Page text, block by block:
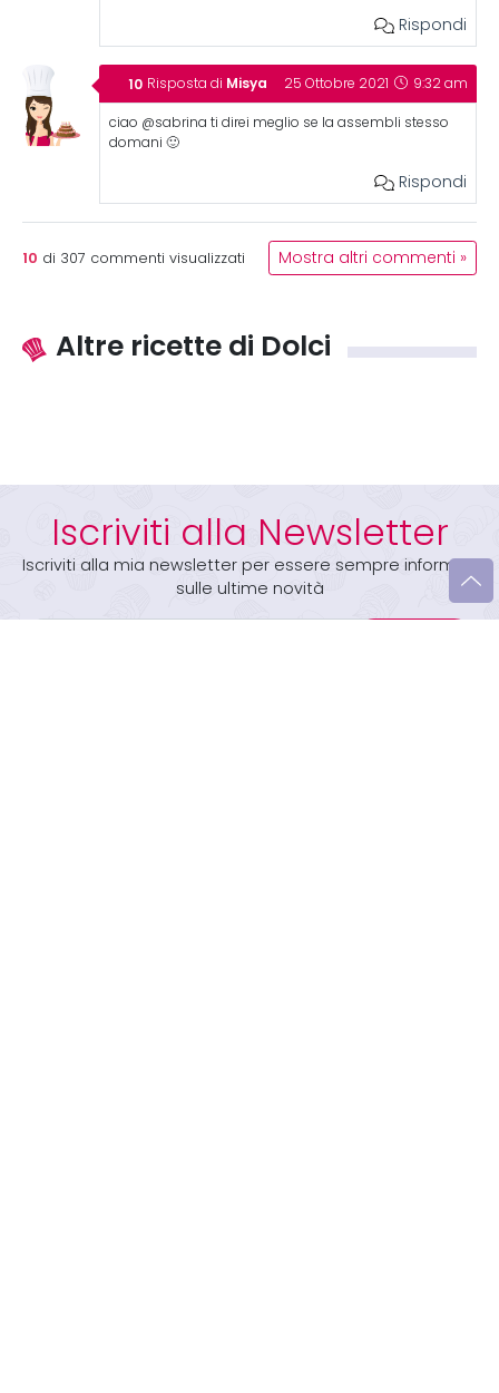
Rispondi
Risposta di Misya 25 Ottobre 2021 9:32 am
ciao @sabrina ti direi meglio se la assembli stesso
domani 🙂
Rispondi
10 di 307 commenti visualizzati Mostra altri commenti »
Altre ricette di Dolci
Iscriviti alla Newsletter
Iscriviti alla mia newsletter per essere sempre informati
sulle ultime novità